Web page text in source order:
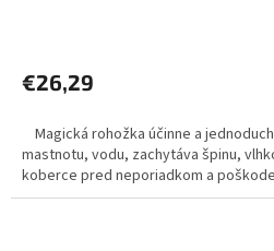
€26,29
Magická rohožka účinne a
mastnotu, vodu, zachytáva špinu,
koberce pred neporiadkom a